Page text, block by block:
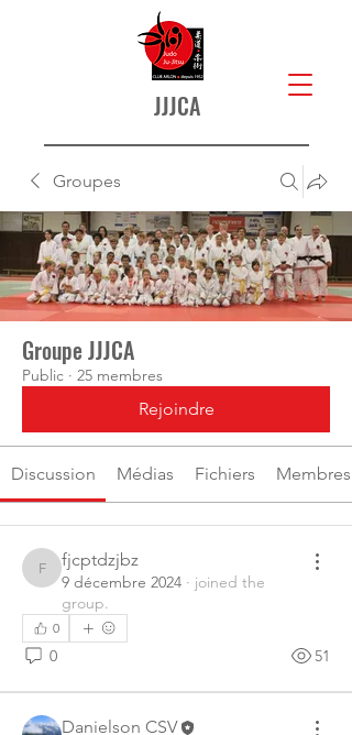
JJJCA
Groupes
Groupe JJJCA
Public · 25 membres
Rejoindre
Discussion Médias Fichiers Membres
fjcptdzjbz
fjcptdzjbz
9 décembre 2024 · joined the
group.
0
0 51
Danielson CSV